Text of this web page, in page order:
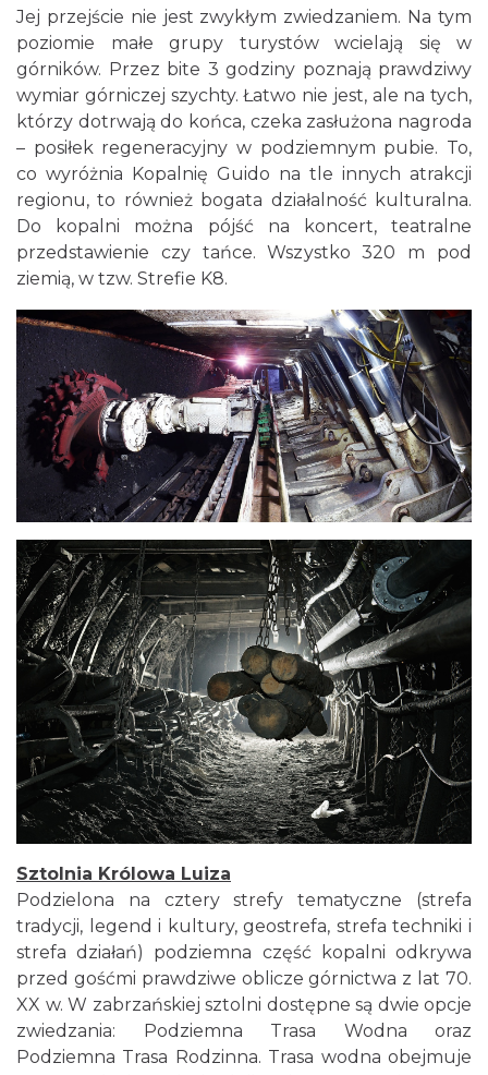
Jej przejście nie jest zwykłym zwiedzaniem. Na tym
poziomie małe grupy turystów wcielają się w
górników. Przez bite 3 godziny poznają prawdziwy
wymiar górniczej szychty. Łatwo nie jest, ale na tych,
którzy dotrwają do końca, czeka zasłużona nagroda
– posiłek regeneracyjny w podziemnym pubie. To,
co wyróżnia Kopalnię Guido na tle innych atrakcji
regionu, to również bogata działalność kulturalna.
Do kopalni można pójść na koncert, teatralne
przedstawienie czy tańce. Wszystko 320 m pod
ziemią, w tzw. Strefie K8.
Sztolnia Królowa Luiza
Podzielona na cztery strefy tematyczne (strefa
tradycji, legend i kultury, geostrefa, strefa techniki i
strefa działań) podziemna część kopalni odkrywa
przed gośćmi prawdziwe oblicze górnictwa z lat 70.
XX w. W zabrzańskiej sztolni dostępne są dwie opcje
zwiedzania: Podziemna Trasa Wodna oraz
Podziemna Trasa Rodzinna. Trasa wodna obejmuje